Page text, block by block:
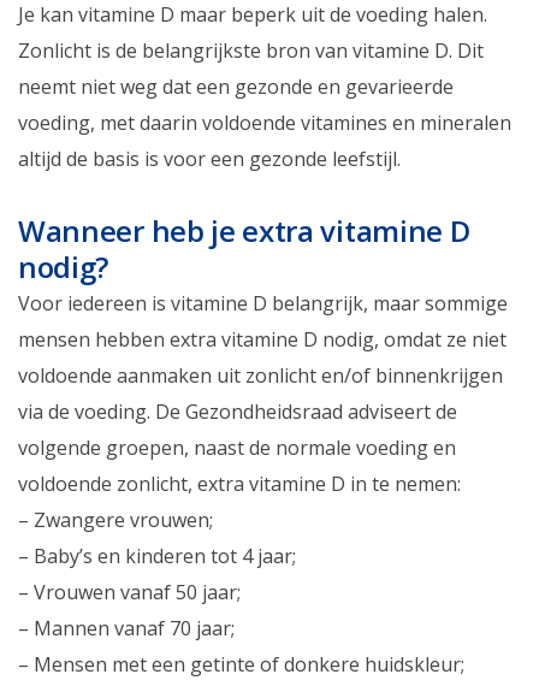
Je kan vitamine D maar beperk uit de voeding halen.
Zonlicht is de belangrijkste bron van vitamine D. Dit
neemt niet weg dat een gezonde en gevarieerde
voeding, met daarin voldoende vitamines en mineralen
altijd de basis is voor een gezonde leefstijl.
Wanneer heb je extra vitamine D
nodig?
Voor iedereen is vitamine D belangrijk, maar sommige
mensen hebben extra vitamine D nodig, omdat ze niet
voldoende aanmaken uit zonlicht en/of binnenkrijgen
via de voeding. De Gezondheidsraad adviseert de
volgende groepen, naast de normale voeding en
voldoende zonlicht, extra vitamine D in te nemen:
– Zwangere vrouwen;
– Baby’s en kinderen tot 4 jaar;
– Vrouwen vanaf 50 jaar;
– Mannen vanaf 70 jaar;
– Mensen met een getinte of donkere huidskleur;